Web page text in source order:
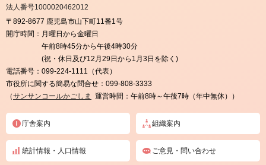
法人番号1000020462012
〒892-8677 鹿児島市山下町11番1号
開庁時間： 月曜日から金曜日
午前8時45分から午後4時30分
(祝・休日及び12月29日から1月3日を除く)
電話番号： 099-224-1111（代表）
市役所に関する簡易な問合せ： 099-808-3333
（サンサンコールかごしま 運営時間：午前8時～午後7時（年中無休））
庁舎案内 組織案内
統計情報・人口情報 ご意見・問い合わせ